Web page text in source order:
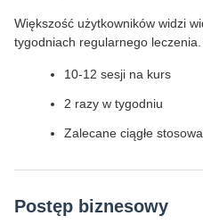
Większość użytkowników widzi
tygodniach regularnego
10-12 sesji na kurs
2 razy w tygodniu
Zalecane ciągłe
Postęp biznesowy